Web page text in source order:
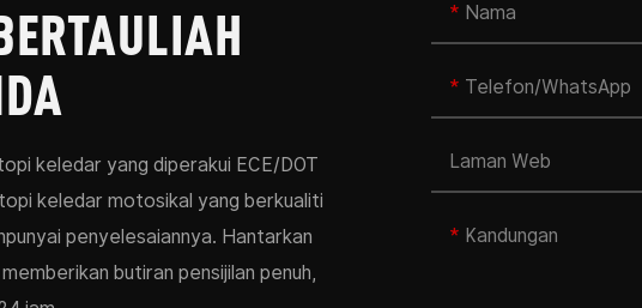
keledar yang diperakui ECE/DOT
keledar motosikal yang berkualiti
penyelesaiannya. Hantarkan
butiran pensijilan penuh,
Nama
Telefon/WhatsApp
Laman Web
Kandungan